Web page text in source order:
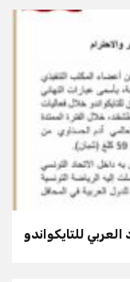
العربي للتايكواندو